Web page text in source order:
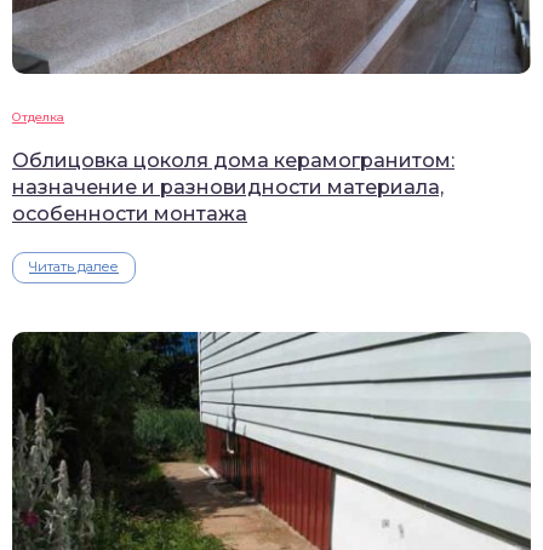
Отделка
Облицовка цоколя дома керамогранитом:
назначение и разновидности материала,
особенности монтажа
Читать далее